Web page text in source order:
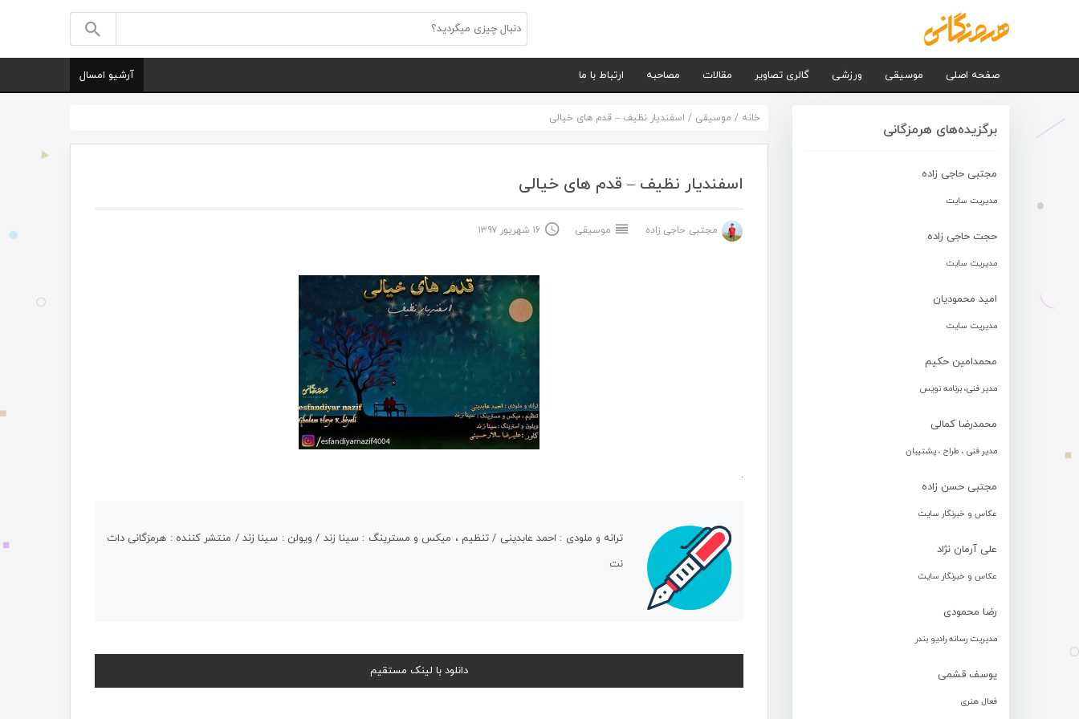
صفحه اصلی موسیقی ورزشی گالری تصاویر مقالات مصاحبه ارتباط با ما آرشیو امسال
برگزیده‌های هرمزگانی
مجتبی حاجی زاده
مدیریت سایت
حجت حاجی زاده
مدیریت سایت
امید محمودیان
مدیریت سایت
محمدامین حکیم
مدیر فنی، برنامه نویس
محمدرضا کمالی
مدیر فنی ، طراح ، پشتیبان
مجتبی حسن زاده
عکاس و خبرنگار سایت
علی آرمان نژاد
عکاس و خبرنگار سایت
رضا محمودی
مدیریت رسانه رادیو بندر
یوسف قشمی
فعال هنری
خانه / موسیقی / اسفندیار نظیف – قدم های خیالی
اسفندیار نظیف – قدم های خیالی
مجتبی حاجی زاده موسیقی ۱۶ شهریور ۱۳۹۷
.
ترانه و ملودی : احمد عابدینی / تنظیم ، میکس و مسترینگ : سینا زند / ویولن : سینا زند / منتشر کننده : هرمزگانی دات
نت
دانلود با لینک مستقیم